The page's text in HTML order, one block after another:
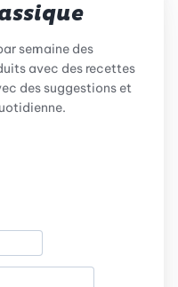
semaine des
avec des recettes
des suggestions et